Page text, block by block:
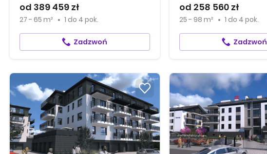
od 389 459 zł
27 - 65 m² 1 do 4 pok.
Zadzwoń
od 258 560 zł
25 - 98 m² 1 do 4 pok.
Zadzwoń